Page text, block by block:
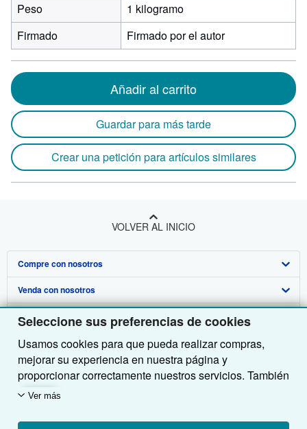
Seleccione sus preferencias de cookies
Usamos cookies para que pueda realizar compras,
mejorar su experiencia en nuestra página y
proporcionar correctamente nuestros servicios. También
utilizamos cookies para comprender el modo en que los
midiendo las visitas al sitio) y así poder realizar
Ver más
Peso
1 kilogramo
Firmado
Firmado por el autor
Añadir al carrito
Guardar para más tarde
Crear una petición para artículos similares
VOLVER AL INICIO
Compre con nosotros
Búsqueda avanzada
Colecciones
Mi cuenta
Mis pedidos
Ver carrito
Venda con nosotros
Comenzar a vender
Únase a nuestro programa de afiliados
Recomiende un vendedor
Sobre nosotros
Sobre IberLibro
Medios
Empleo
Política de Privacidad
Obtener Ayuda
Preguntas frecuentes y guías
Atención al Cliente
Otras compañías de AbeBooks
AbeBooks.com
AbeBooks.co.uk
Siga a IberLibro